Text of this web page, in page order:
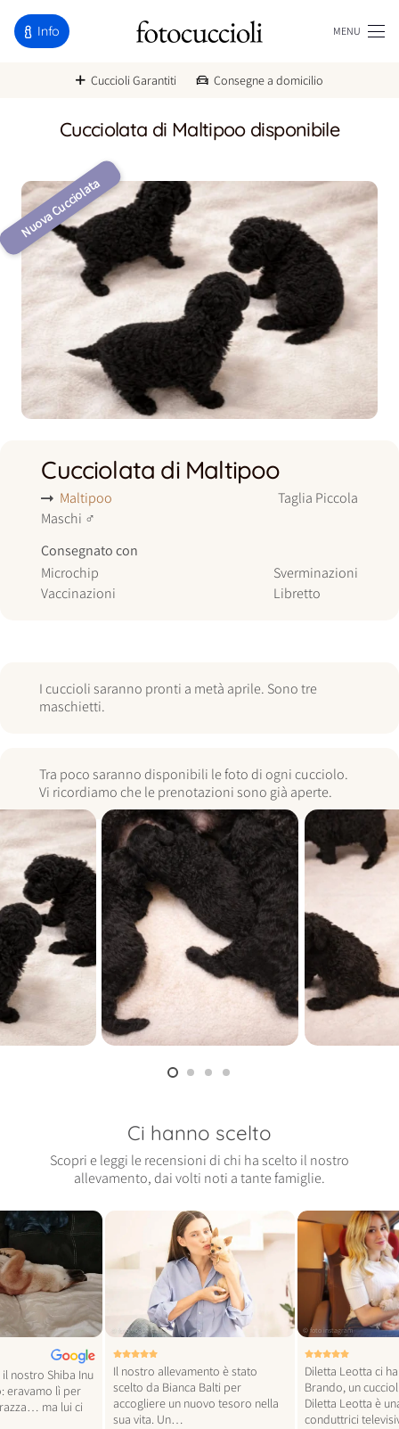
Info MENU
Cuccioli Garantiti Consegne a domicilio
Cucciolata di Maltipoo disponibile
Nuova Cucciolata
Cucciolata di Maltipoo
Maltipoo
Maschi ♂
Taglia Piccola
Consegnato con
Microchip
Vaccinazioni
Sverminazioni
Libretto
I cuccioli saranno pronti a metà aprile. Sono tre
maschietti.
Tra poco saranno disponibili le foto di ogni cucciolo.
Vi ricordiamo che le prenotazioni sono già aperte.
Ci hanno scelto
Scopri e leggi le recensioni di chi ha scelto il nostro
allevamento, dai volti noti a tante famiglie.
nostro Shiba Inu
eravamo lì per
ma lui ci
© foto vogue italia
Il nostro allevamento è stato
scelto da Bianca Balti per
accogliere un nuovo tesoro nella
sua vita. Un…
© foto instagram
Diletta Leotta ci
Brando, un
Diletta Leotta è
conduttrici